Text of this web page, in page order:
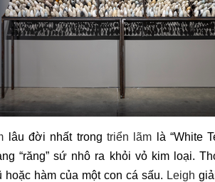
lâu đời nhất trongtriển lãm là “White
“răng” sứ nhô ra khỏi vỏ kim loại.
hoặc hàm của một con cá sấu. Leigh